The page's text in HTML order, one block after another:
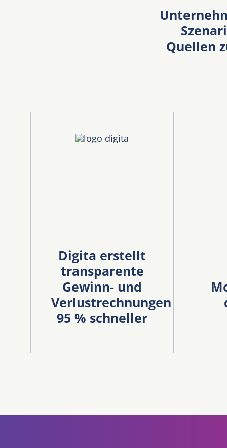
Quellen
Digita erstellt
transparente
Gewinn- und
Verlustrechnungen
95 % schneller